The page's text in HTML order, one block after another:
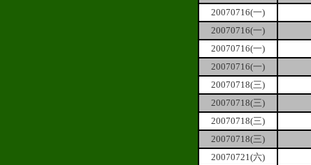
20070716(一)
20070716(一)
20070716(一)
20070716(一)
20070718(三)
20070718(三)
20070718(三)
20070718(三)
20070721(六)